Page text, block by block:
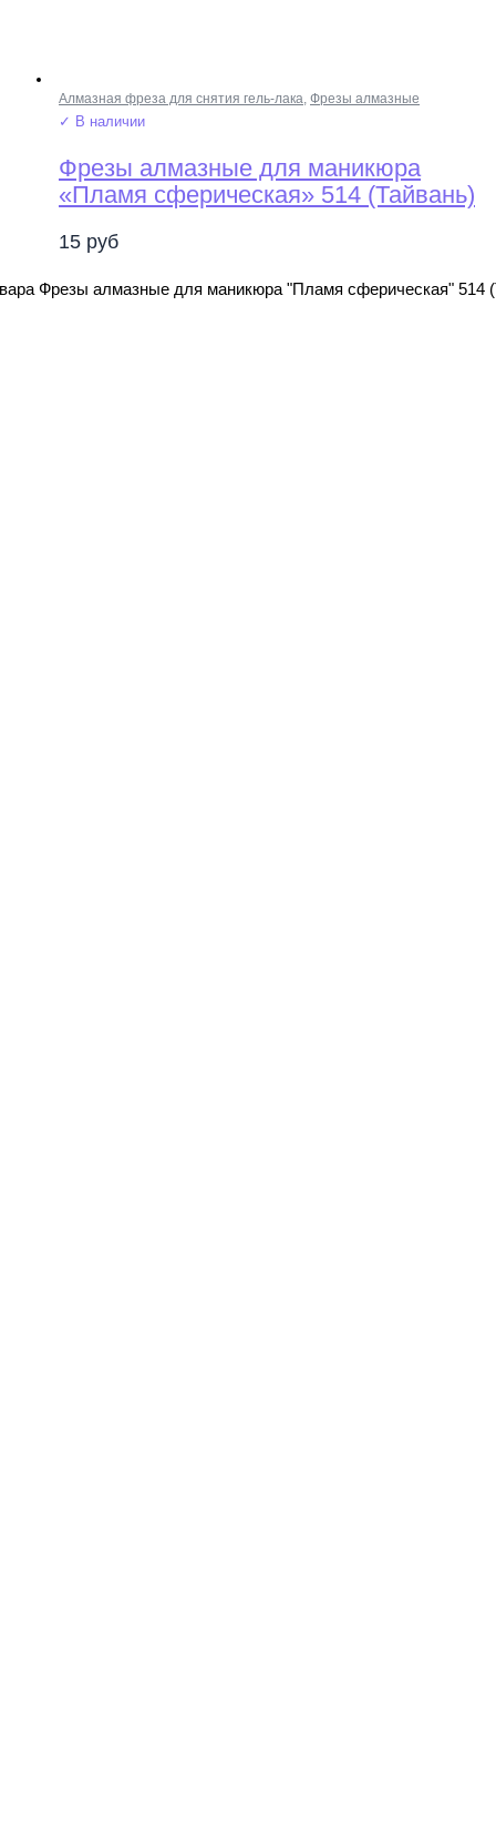
Алмазная фреза для снятия гель-лака, Фрезы алмазные
✓ В наличии
Фрезы алмазные для маникюра
«Пламя сферическая» 514 (Тайвань)
15 руб
Фрезы алмазные для маникюра "Пламя сферическая" 514